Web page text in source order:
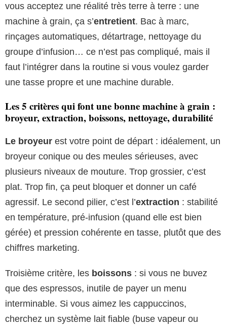
vous acceptez une réalité très terre à terre : une
machine à grain, ça s’entretient. Bac à marc,
rinçages automatiques, détartrage, nettoyage du
groupe d’infusion… ce n’est pas compliqué, mais il
faut l’intégrer dans la routine si vous voulez garder
une tasse propre et une machine durable.
Les 5 critères qui font une bonne machine à grain :
broyeur, extraction, boissons, nettoyage, durabilité
Le broyeur est votre point de départ : idéalement, un
broyeur conique ou des meules sérieuses, avec
plusieurs niveaux de mouture. Trop grossier, c’est
plat. Trop fin, ça peut bloquer et donner un café
agressif. Le second pilier, c’est l’extraction : stabilité
en température, pré-infusion (quand elle est bien
gérée) et pression cohérente en tasse, plutôt que des
chiffres marketing.
Troisième critère, les boissons : si vous ne buvez
que des espressos, inutile de payer un menu
interminable. Si vous aimez les cappuccinos,
cherchez un système lait fiable (buse vapeur ou